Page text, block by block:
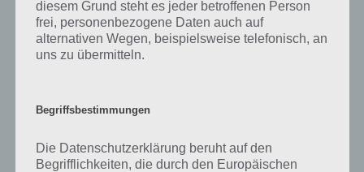
Trailer online gestellt, der das Spiel Bridgy Jones kurz vorstellt. Hier
der Trailer:
diesem Grund steht es jeder betroffenen Person
frei, personenbezogene Daten auch auf
alternativen Wegen, beispielsweise telefonisch, an
uns zu übermitteln.
Begriffsbestimmungen
Die Datenschutzerklärung beruht auf den
Begrifflichkeiten, die durch den Europäischen